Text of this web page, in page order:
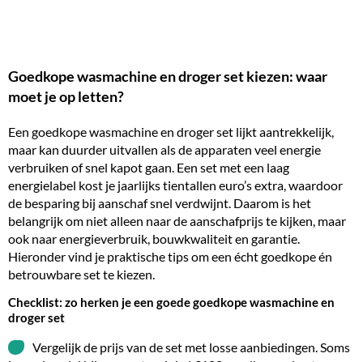
Goedkope wasmachine en droger set kiezen: waar
moet je op letten?
Een goedkope wasmachine en droger set lijkt aantrekkelijk,
maar kan duurder uitvallen als de apparaten veel energie
verbruiken of snel kapot gaan. Een set met een laag
energielabel kost je jaarlijks tientallen euro’s extra, waardoor
de besparing bij aanschaf snel verdwijnt. Daarom is het
belangrijk om niet alleen naar de aanschafprijs te kijken, maar
ook naar energieverbruik, bouwkwaliteit en garantie.
Hieronder vind je praktische tips om een écht goedkope én
betrouwbare set te kiezen.
Checklist: zo herken je een goede goedkope wasmachine en
droger set
Vergelijk de prijs van de set met losse aanbiedingen. Soms